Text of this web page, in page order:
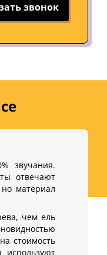
звонок
звучания.
отвечают
материал
чем ель
стоимость
используют